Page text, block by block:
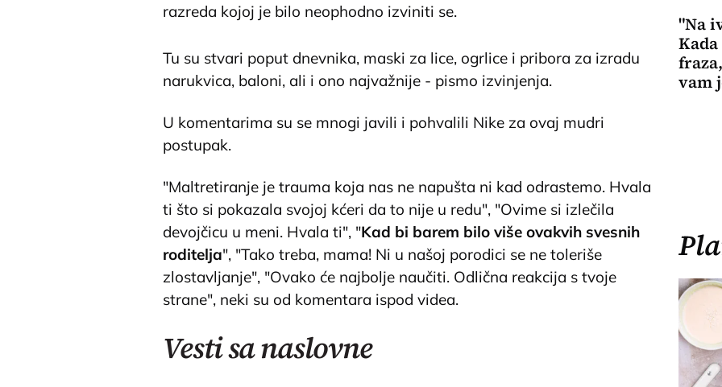
razreda kojoj je bilo neophodno izviniti se.
Tu su stvari poput dnevnika, maski za lice, ogrlice i pribora za izradu
narukvica, baloni, ali i ono najvažnije - pismo izvinjenja.
U komentarima su se mnogi javili i pohvalili Nike za ovaj mudri
postupak.
"Maltretiranje je trauma koja nas ne napušta ni kad odrastemo. Hvala
ti što si pokazala svojoj kćeri da to nije u redu", "Ovime si izlečila
devojčicu u meni. Hvala ti", "Kad bi barem bilo više ovakvih svesnih
roditelja", "Tako treba, mama! Ni u našoj porodici se ne toleriše
zlostavljanje", "Ovako će najbolje naučiti. Odlična reakcija s tvoje
strane", neki su od komentara ispod videa.
Vesti sa naslovne
"Na
vam